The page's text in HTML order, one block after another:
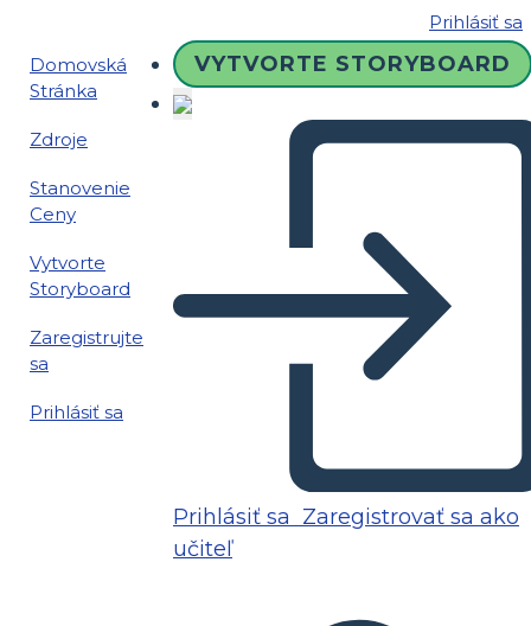
Prihlásiť sa
Domovská
Stránka
Zdroje
Stanovenie
Ceny
Vytvorte
Storyboard
Zaregistrujte
sa
Prihlásiť sa
VYTVORTE STORYBOARD
Prihlásiť sa Zaregistrovať sa ako
učiteľ